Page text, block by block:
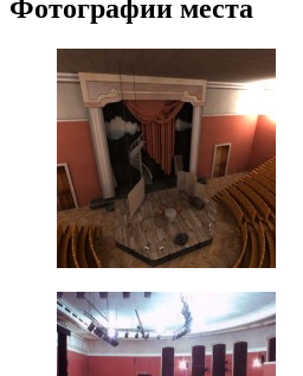
Фотографии места